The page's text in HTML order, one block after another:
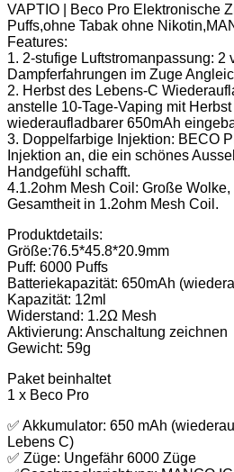
VAPTIO | Beco Pro Elektronische
Puffs,ohne Tabak ohne
Features:
1. 2-stufige Luftstromanpassung: 2
Dampferfahrungen im Zuge
2. Herbst des Lebens-C
anstelle 10-Tage-Vaping mit
wiederaufladbarer 650mAh
3. Doppelfarbige Injektion: BECO
Injektion an, die ein schönes
Handgefühl schafft.
4.1.2ohm Mesh Coil: Große
Gesamtheit in 1.2ohm Mesh Coil.
Produktdetails:
Größe:76.5*45.8*20.9mm
Puff: 6000 Puffs
Batteriekapazität: 650mAh
Kapazität: 12ml
Widerstand: 1.2Ω Mesh
Aktivierung: Anschaltung zeichnen
Gewicht: 59g
Paket beinhaltet
1 x Beco Pro
✅ Akkumulator: 650 mAh
Lebens C)
✅ Züge: Ungefähr 6000 Züge